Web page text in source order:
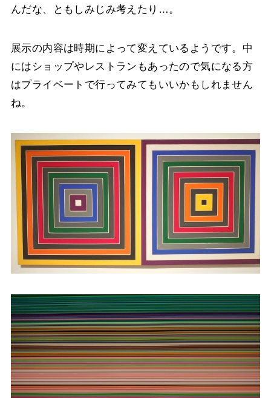
んだな、ともしみじみ考えたり…。
展示の内容は時期によって変えているようです。中
にはショップやレストランもあったので気になる方
はプライベートで行ってみてもいいかもしれません
ね。